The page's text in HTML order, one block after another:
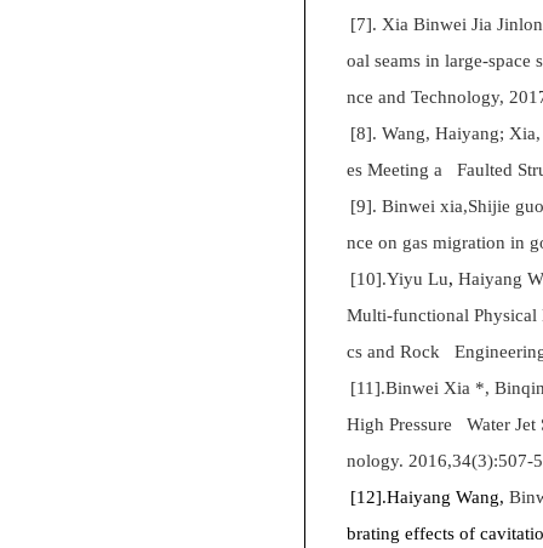
[7]. Xia Binwei Jia
oal seams in large-space
nce and Technology,
[8]. Wang, Haiyang;
es Meeting a Faulted
[9]. Binwei xia,Shijie
nce on gas migration in
[10].Yiyu Lu, Haiyang
Multi-functional Physical
cs and Rock
[11].Binwei Xia *,
High Pressure Water
nology. 2016,34(3):507-
[12].Haiyang Wang,
brating effects of